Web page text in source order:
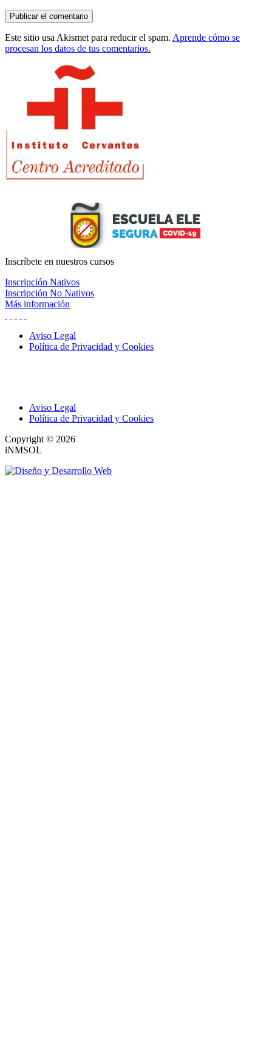
Este sitio usa Akismet para reducir el spam. Aprende cómo se
procesan los datos de tus comentarios.
principal
Inscríbete en nuestros cursos
Inscripción Nativos
Inscripción No Nativos
Más información
Aviso Legal
Política de Privacidad y Cookies
Aviso Legal
Política de Privacidad y Cookies
Copyright © 2026
iNMSOL